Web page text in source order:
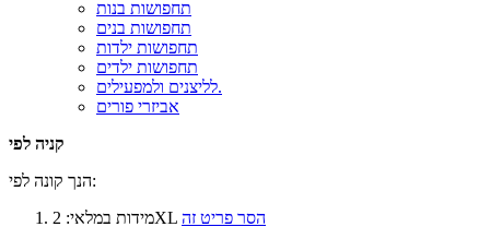
תחפושות בנות
תחפושות בנים
תחפושות ילדות
תחפושות ילדים
לליצנים ולמפעילים.
אביזרי פורים
קניה לפי
הנך קונה לפי:
מידות במלאי:2XL הסר פריט זה